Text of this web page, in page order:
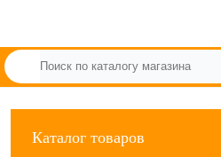
Каталог товаров